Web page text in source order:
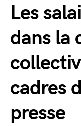
Les
dans la
cadres
presse